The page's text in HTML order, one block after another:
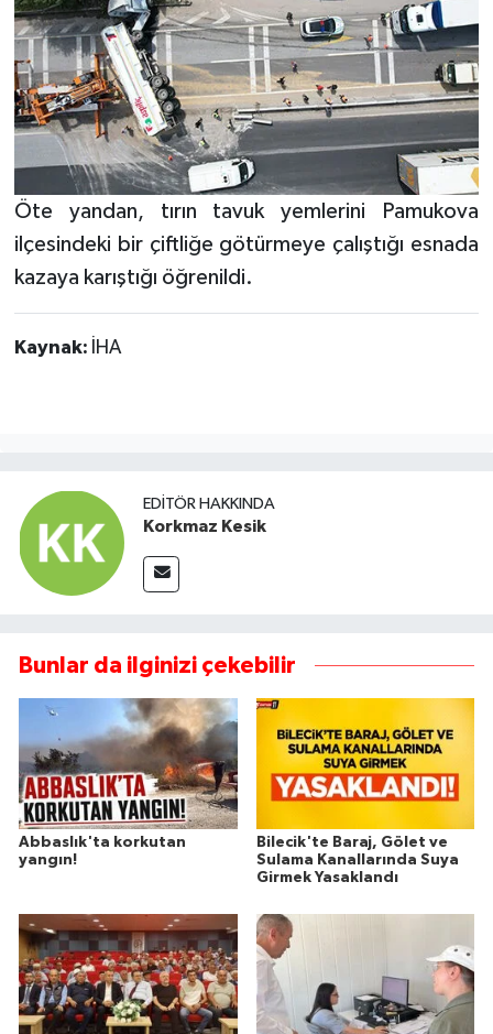
Öte yandan, tırın tavuk yemlerini Pamukova
ilçesindeki bir çiftliğe götürmeye çalıştığı esnada
kazaya karıştığı öğrenildi.
Kaynak: İHA
EDITÖR HAKKINDA
Korkmaz Kesik
Bunlar da ilginizi çekebilir
Abbaslık'ta korkutan
yangın!
Bilecik'te Baraj, Gölet ve
Sulama Kanallarında Suya
Girmek Yasaklandı